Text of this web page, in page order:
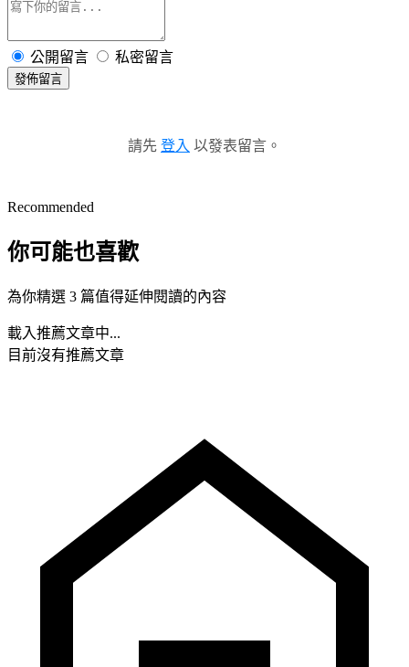
公開留言 私密留言
發佈留言
請先 登入 以發表留言。
Recommended
你可能也喜歡
為你精選 3 篇值得延伸閱讀的內容
載入推薦文章中...
目前沒有推薦文章